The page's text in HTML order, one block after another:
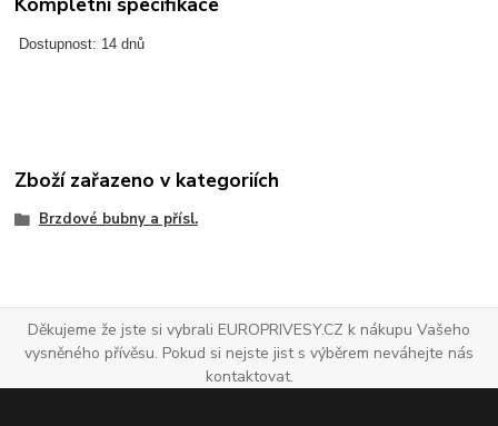
Dostupnost: 14 dnů
Zboží zařazeno v kategoriích
Brzdové bubny a přísl.
Děkujeme že jste si vybrali EUROPRIVESY.CZ k nákupu Vašeho
vysněného přívěsu. Pokud si nejste jist s výběrem neváhejte nás
kontaktovat.